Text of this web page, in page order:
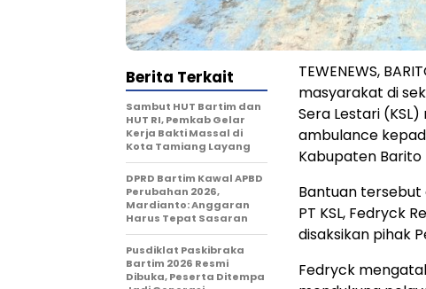
TEWENEWS,
masyarakat di
Sera Lestari
ambulance
Kabupaten Barito
Bantuan tersebut
PT KSL, Fedryck
disaksikan pihak
Fedryck
Berita Terkait
Sambut HUT Bartim dan
HUT RI, Pemkab Gelar
Kerja Bakti Massal di
Kota Tamiang Layang
DPRD Bartim Kawal APBD
Perubahan 2026,
Mardianto: Anggaran
Harus Tepat Sasaran
Pusdiklat Paskibraka
Bartim 2026 Resmi
Dibuka, Peserta Ditempa